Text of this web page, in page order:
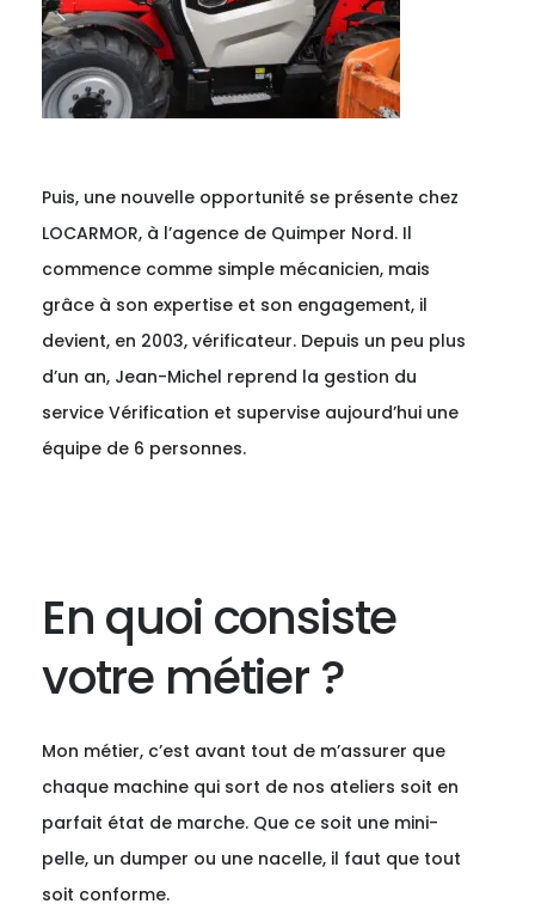
Puis, une nouvelle opportunité se présente chez
LOCARMOR, à l’agence de Quimper Nord. Il
commence comme simple mécanicien, mais
grâce à son expertise et son engagement, il
devient, en 2003, vérificateur. Depuis un peu plus
d’un an, Jean-Michel reprend la gestion du
service Vérification et supervise aujourd’hui une
équipe de 6 personnes.
En quoi consiste
votre métier ?
Mon métier, c’est avant tout de m’assurer que
chaque machine qui sort de nos ateliers soit en
parfait état de marche. Que ce soit une mini-
pelle, un dumper ou une nacelle, il faut que tout
soit conforme.